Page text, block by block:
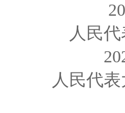
人民代表
2020
人民代表大